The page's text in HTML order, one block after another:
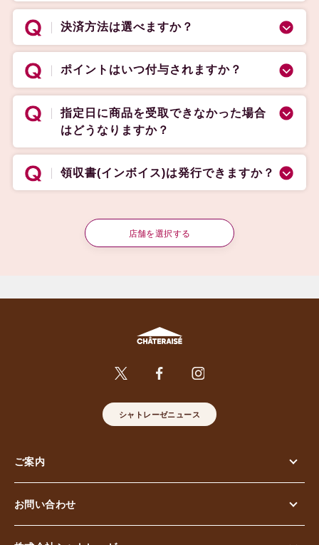
決済方法は選べますか？
ポイントはいつ付与されますか？
指定日に商品を受取できなかった場合
はどうなりますか？
領収書(インボイス)は発行できますか？
店舗を選択する
シャトレーゼニュース
ご案内
お問い合わせ